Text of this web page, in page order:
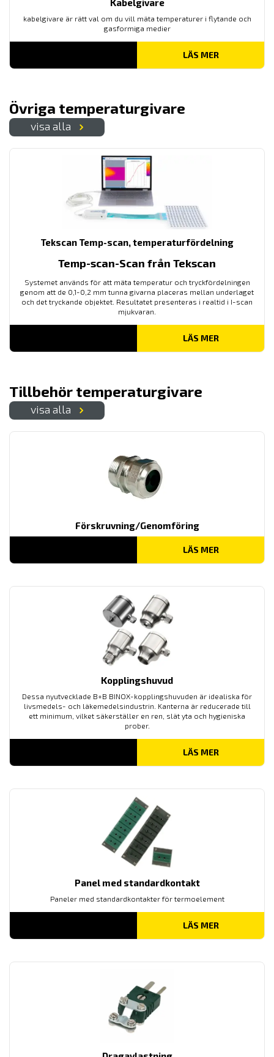
Kabelgivare
kabelgivare är rätt val om du vill mäta temperaturer i flytande och
gasformiga medier
LÄS MER
Övriga temperaturgivare
visa alla
Tekscan Temp-scan, temperaturfördelning
Temp-scan-Scan från Tekscan
Systemet används för att mäta temperatur och tryckfördelningen
genom att de 0,1-0,2 mm tunna givarna placeras mellan underlaget
och det tryckande objektet. Resultatet presenteras i realtid i I-scan
mjukvaran.
LÄS MER
Tillbehör temperaturgivare
visa alla
Förskruvning/Genomföring
LÄS MER
Kopplingshuvud
Dessa nyutvecklade B+B BINOX-kopplingshuvuden är idealiska för
livsmedels- och läkemedelsindustrin. Kanterna är reducerade till
ett minimum, vilket säkerställer en ren, slät yta och hygieniska
prober.
LÄS MER
Panel med standardkontakt
Paneler med standardkontakter för termoelement
LÄS MER